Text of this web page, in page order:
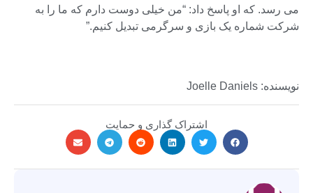
می رسد. که او پاسخ داد: “من خیلی دوست دارم که ما را به
شرکت شماره یک بازی و سرگرمی تبدیل کنیم.”
نویسنده: Joelle Daniels
اشتراک گذاری و حمایت